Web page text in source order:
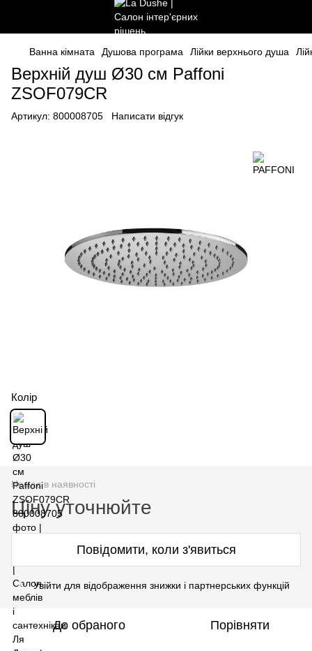
Ванна кімната Душова програма Лійки верхнього душа
Верхній душ Ø30 см Paffoni
ZSOF079CR
Артикул: 800008705 Написати відгук
Колір
Немає в наявності
Ціну уточнюйте
Повідомити, коли з'явиться
% Увійти для відображення знижки і партнерських функцій
До обраного Порівняти